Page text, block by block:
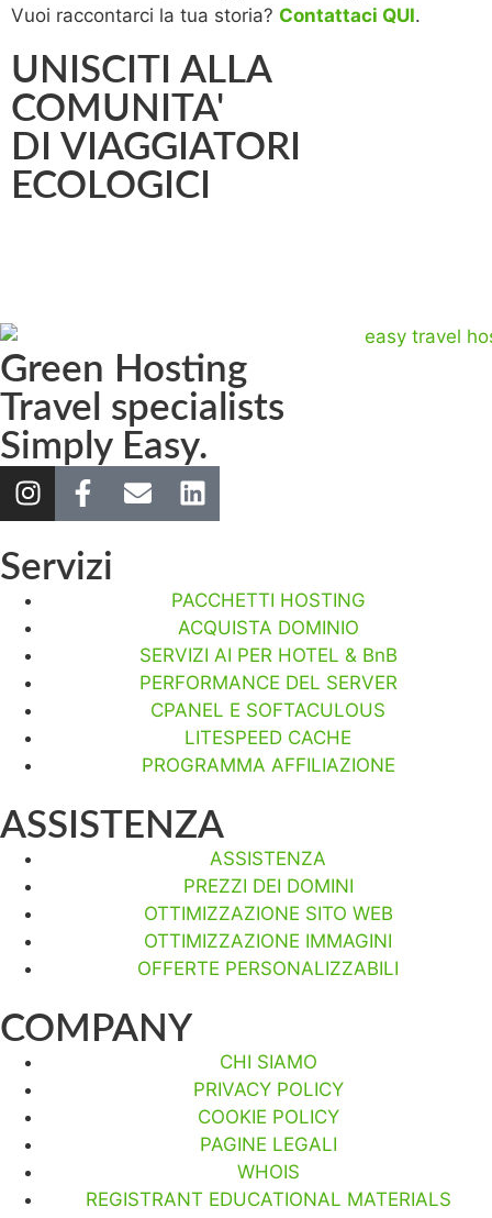
Vuoi raccontarci la tua storia? Contattaci QUI.
UNISCITI ALLA
COMUNITA'
DI VIAGGIATORI
ECOLOGICI
Green Hosting
Travel specialists
Simply Easy.
Servizi
PACCHETTI HOSTING
ACQUISTA DOMINIO
SERVIZI AI PER HOTEL & BnB
PERFORMANCE DEL SERVER
CPANEL E SOFTACULOUS
LITESPEED CACHE
PROGRAMMA AFFILIAZIONE
ASSISTENZA
ASSISTENZA
PREZZI DEI DOMINI
OTTIMIZZAZIONE SITO WEB
OTTIMIZZAZIONE IMMAGINI
OFFERTE PERSONALIZZABILI
COMPANY
CHI SIAMO
PRIVACY POLICY
COOKIE POLICY
PAGINE LEGALI
WHOIS
REGISTRANT EDUCATIONAL MATERIALS